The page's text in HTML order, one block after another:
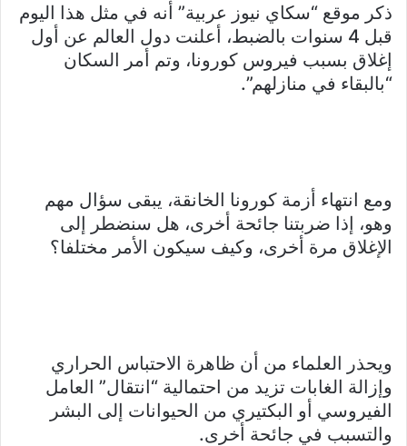
ذكر موقع “سكاي نيوز عربية” أنه في مثل هذا اليوم
قبل 4 سنوات بالضبط، أعلنت دول العالم عن أول
إغلاق بسبب فيروس كورونا، وتم أمر السكان
“بالبقاء في منازلهم”.
ومع انتهاء أزمة كورونا الخانقة، يبقى سؤال مهم
وهو، إذا ضربتنا جائحة أخرى، هل سنضطر إلى
الإغلاق مرة أخرى، وكيف سيكون الأمر مختلفا؟
ويحذر العلماء من أن ظاهرة الاحتباس الحراري
وإزالة الغابات تزيد من احتمالية “انتقال” العامل
الفيروسي أو البكتيري من الحيوانات إلى البشر
والتسبب في جائحة أخرى.